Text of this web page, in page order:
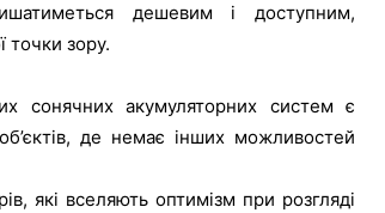
дешевим і доступним,
точки зору.
сонячних акумуляторних систем є
де немає інших можливостей
які вселяють оптимізм при розгляді